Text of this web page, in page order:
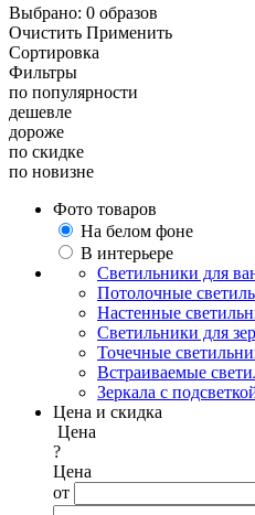
Выбрано: 0 образов
Очистить Применить
Сортировка
Фильтры
по популярности
дешевле
дороже
по скидке
по новизне
Фото товаров
На белом фоне
В интерьере
Светильники для
Потолочные
Настенные
Светильники для
Точечные
Встраиваемые
Зеркала с
Цена и скидка
Цена
?
Цена
от